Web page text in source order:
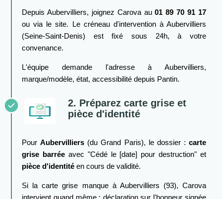
Depuis Aubervilliers, joignez Carova au01 89 70 91 17
ou via le site. Le créneau d'intervention à Aubervilliers
(Seine-Saint-Denis) est fixé sous 24h, à votre
convenance.
L'équipe demande l'adresse à Aubervilliers,
marque/modèle, état, accessibilité depuis Pantin.
2. Préparez carte grise et
pièce d'identité
PourAubervilliers (du Grand Paris), le dossier : carte
grise barrée avec "Cédé le [date] pour destruction" et
pièce d'identité en cours de validité.
Si la carte grise manque à Aubervilliers (93), Carova